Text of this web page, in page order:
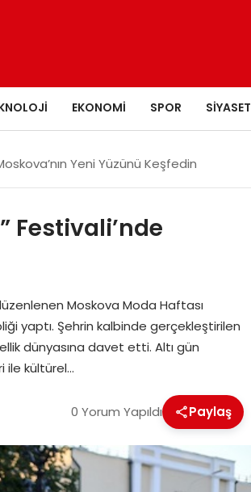
EKONOMI SPOR SIYASET
Yeni Yüzünü Keşfedin
Festivali’nde
Moskova Moda Haftası
yaptı. Şehrin kalbinde gerçekleştirilen
dünyasına davet etti. Altı gün
ile kültürel…
0 Yorum Yapıldı Paylaş